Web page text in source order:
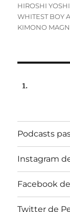
HIROSHI
WHITEST BOY
KIMONO
Podcasts
Instagram
Facebook
Twitter de